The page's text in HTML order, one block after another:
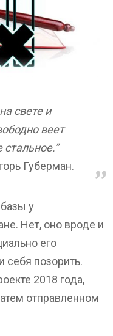
свете и
веет
Губерман.
у
Нет, оно вроде и
его
позорить.
2018 года,
отправленном